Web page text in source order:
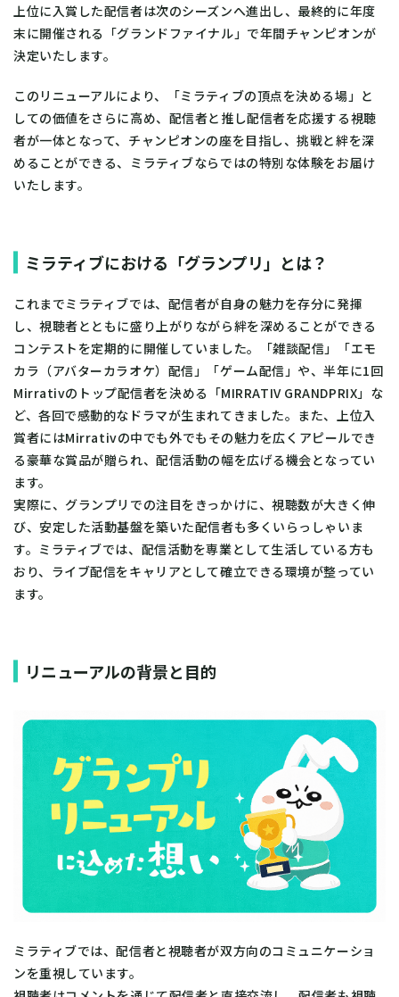
上位に入賞した配信者は次のシーズンへ進出し、最終的に年度
末に開催される「グランドファイナル」で年間チャンピオンが
決定いたします。
このリニューアルにより、「ミラティブの頂点を決める場」と
しての価値をさらに高め、配信者と推し配信者を応援する視聴
者が一体となって、チャンピオンの座を目指し、挑戦と絆を深
めることができる、ミラティブならではの特別な体験をお届け
いたします。
ミラティブにおける「グランプリ」とは？
これまでミラティブでは、配信者が自身の魅力を存分に発揮
し、視聴者とともに盛り上がりながら絆を深めることができる
コンテストを定期的に開催していました。「雑談配信」「エモ
カラ（アバターカラオケ）配信」「ゲーム配信」や、半年に1回
Mirrativのトップ配信者を決める「MIRRATIV GRANDPRIX」な
ど、各回で感動的なドラマが生まれてきました。また、上位入
賞者にはMirrativの中でも外でもその魅力を広くアピールでき
る豪華な賞品が贈られ、配信活動の幅を広げる機会となってい
ます。
実際に、グランプリでの注目をきっかけに、視聴数が大きく伸
び、安定した活動基盤を築いた配信者も多くいらっしゃいま
す。ミラティブでは、配信活動を専業として生活している方も
おり、ライブ配信をキャリアとして確立できる環境が整ってい
ます。
リニューアルの背景と目的
ミラティブでは、配信者と視聴者が双方向のコミュニケーショ
ンを重視しています。